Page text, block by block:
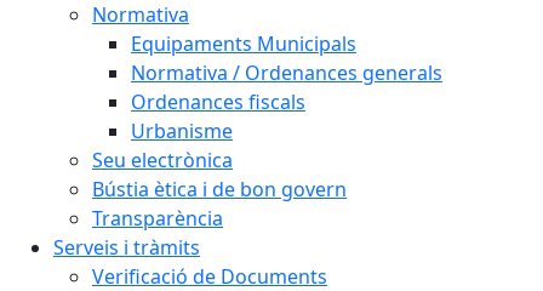
Normativa
Equipaments Municipals
Normativa / Ordenances generals
Ordenances fiscals
Urbanisme
Seu electrònica
Bústia ètica i de bon govern
Transparència
Serveis i tràmits
Verificació de Documents